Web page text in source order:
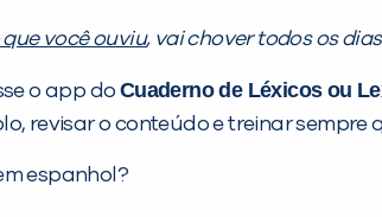
você ouviu, vai chover todos os
o app do Cuaderno de Léxicos ou
revisar o conteúdo e treinar sempre
espanhol?